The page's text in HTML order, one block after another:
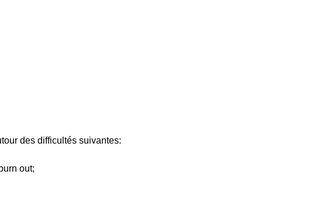
des difficultés suivantes:
out;